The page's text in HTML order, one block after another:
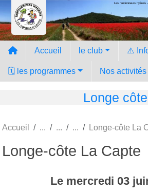
Les randonneurs hyèrois
Accueil le club ⚠️
🗓️ les programmes Nos activités
Longe côte
Accueil Longe-côte La
Longe-côte La Capte
Le mercredi 03
Panneau de gestion des cookies